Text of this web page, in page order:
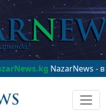
NazarNews - в